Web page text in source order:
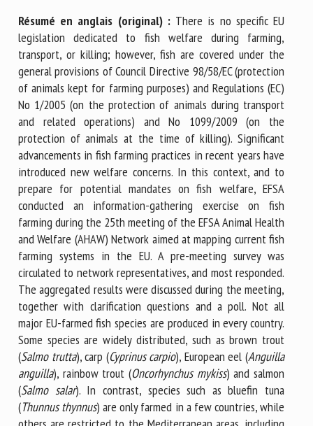
Résumé en anglais (original) :There is no specific EU
legislation dedicated to fish welfare during farming,
transport, or killing; however, fish are covered under the
general provisions of Council Directive 98/58/EC (protection
of animals kept for farming purposes) and Regulations (EC)
No 1/2005 (on the protection of animals during transport
and related operations) and No 1099/2009 (on the
protection of animals at the time of killing). Significant
advancements in fish farming practices in recent years have
introduced new welfare concerns. In this context, and to
prepare for potential mandates on fish welfare, EFSA
conducted an information-gathering exercise on fish
farming during the 25th meeting of the EFSA Animal Health
and Welfare (AHAW) Network aimed at mapping current fish
farming systems in the EU. A pre-meeting survey was
circulated to network representatives, and most responded.
The aggregated results were discussed during the meeting,
together with clarification questions and a poll. Not all
major EU-farmed fish species are produced in every country.
Some species are widely distributed, such as brown trout
(Salmo trutta), carp (Cyprinus carpio), European eel (Anguilla
anguilla), rainbow trout (Oncorhynchus mykiss) and salmon
(Salmo salar). In contrast, species such as bluefin tuna
(Thunnus thynnus) are only farmed in a few countries, while